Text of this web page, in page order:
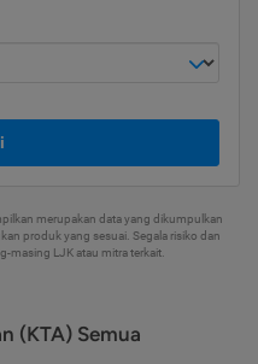
merupakan data yang dikumpulkan
produk yang sesuai. Segala risiko dan
masing LJK atau mitra terkait.
(KTA) Semua